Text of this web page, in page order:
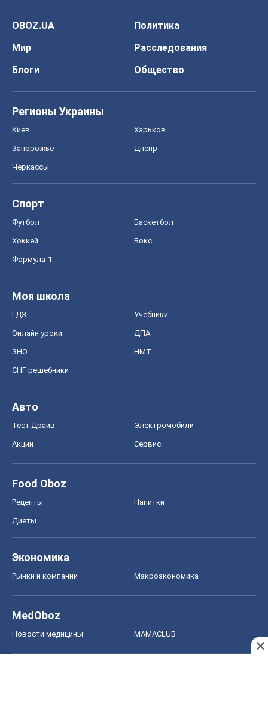
OBOZ.UA
Политика
Мир
Расследования
Блоги
Общество
Регионы Украины
Киев Харьков
Запорожье Днепр
Черкассы
Спорт
Футбол Баскетбол
Хоккей Бокс
Формула-1
Моя школа
ГДЗ Учебники
Онлайн уроки ДПА
ЗНО НМТ
СНГ решебники
Авто
Тест Драйв Электромобили
Акции Сервис
Food Oboz
Рецепты Напитки
Диеты
Экономика
Рынки и компании Mакроэкономика
MedOboz
Новости медицины MAMACLUB